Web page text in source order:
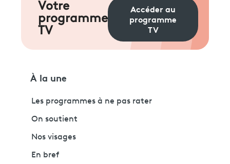
Votre
programme
TV
Accéder au
programme
TV
À la une
Les programmes à ne pas rater
On soutient
Nos visages
En bref